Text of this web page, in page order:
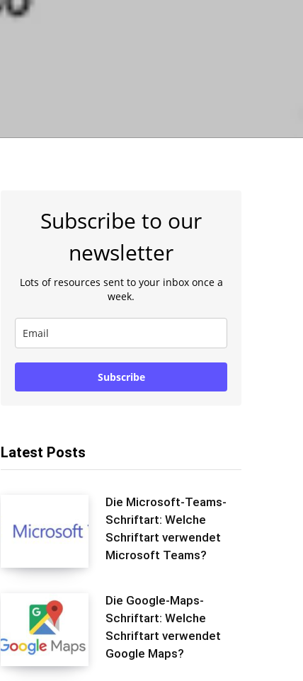
Subscribe to our
newsletter
Lots of resources sent to your inbox once a
week.
Subscribe
Latest Posts
Die Microsoft-Teams-
Schriftart: Welche
Schriftart verwendet
Microsoft Teams?
Die Google-Maps-
Schriftart: Welche
Schriftart verwendet
Google Maps?